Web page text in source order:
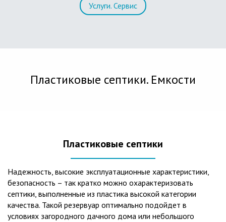
Услуги. Сервис
Пластиковые септики. Емкости
Пластиковые септики
Надежность, высокие эксплуатационные характеристики,
безопасность – так кратко можно охарактеризовать
септики, выполненные из пластика высокой категории
качества. Такой резервуар оптимально подойдет в
условиях загородного дачного дома или небольшого